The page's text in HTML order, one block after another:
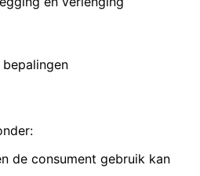
de consument gebruik kan